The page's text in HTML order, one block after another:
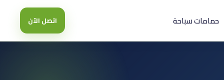
حمامات سباحة اتصل الآن